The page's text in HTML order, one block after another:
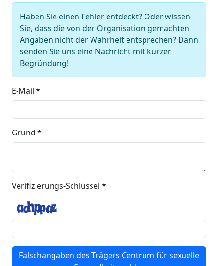
Haben Sie einen Fehler entdeckt? Oder wissen
Sie, dass die von der Organisation gemachten
Angaben nicht der Wahrheit entsprechen? Dann
senden Sie uns eine Nachricht mit kurzer
Begründung!
E-Mail *
Grund *
Verifizierungs-Schlüssel *
Falschangaben des Trägers Centrum für sexuelle